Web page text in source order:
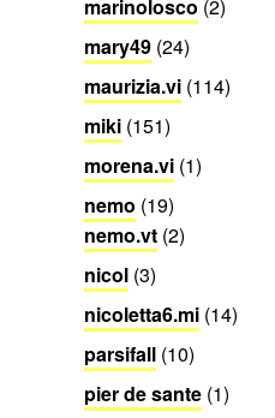
marinolosco (2)
mary49 (24)
maurizia.vi (114)
miki (151)
morena.vi (1)
nemo (19)
nemo.vt (2)
nicol (3)
nicoletta6.mi (14)
parsifall (10)
pier de sante (1)